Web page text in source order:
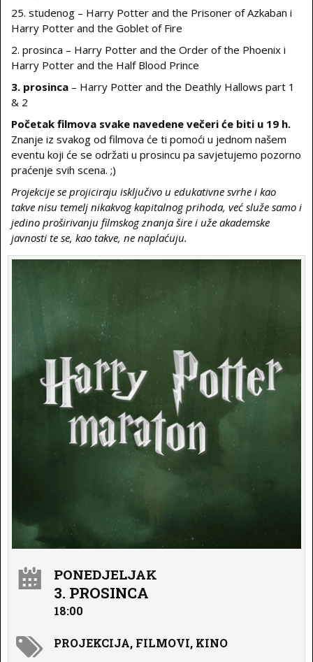
25. studenog – Harry Potter and the Prisoner of Azkaban i
Harry Potter and the Goblet of Fire
2. prosinca – Harry Potter and the Order of the Phoenix i
Harry Potter and the Half Blood Prince
3. prosinca – Harry Potter and the Deathly Hallows part 1
& 2
Početak filmova svake navedene večeri će biti u 19 h.
Znanje iz svakog od filmova će ti pomoći u jednom našem
eventu koji će se održati u prosincu pa savjetujemo pozorno
praćenje svih scena. ;)
Projekcije se projiciraju isključivo u edukativne svrhe i kao
takve nisu temelj nikakvog kapitalnog prihoda, već služe samo i
jedino proširivanju filmskog znanja šire i uže akademske
javnosti te se, kao takve, ne naplaćuju.
PONEDJELJAK
3. PROSINCA
18:00
PROJEKCIJA, FILMOVI, KINO